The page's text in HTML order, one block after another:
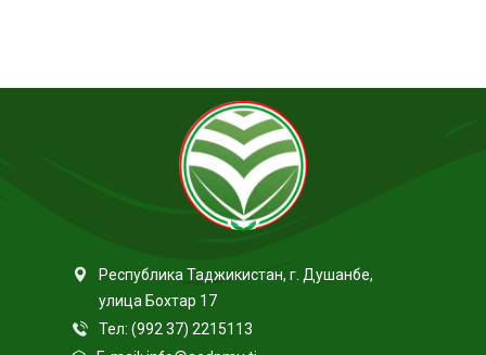
Республика Таджикистан, г. Душанбе,
улица Бохтар 17
Тел: (992 37) 2215113